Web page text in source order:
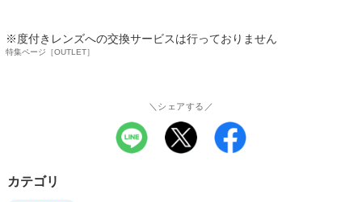
※度付きレンズへの交換サービスは行っておりません
特集ページ［OUTLET］
＼シェアする／
カテゴリ